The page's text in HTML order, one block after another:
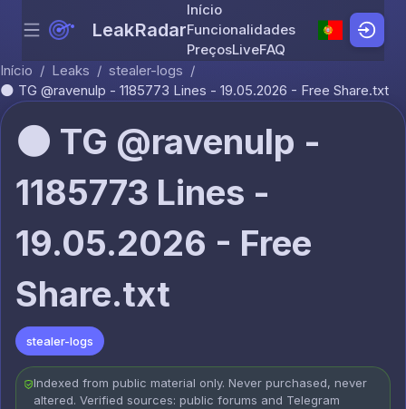
Skip to content
Menu LeakRadar
Início
Funcionalidades
PreçosLiveFAQ
Início / Leaks / stealer-logs /
🌑 TG @ravenulp - 1185773 Lines - 19.05.2026 - Free Share.txt
🌑 TG @ravenulp -
1185773 Lines -
19.05.2026 - Free
Share.txt
stealer-logs
Indexed from public material only. Never purchased, never
altered. Verified sources: public forums and Telegram